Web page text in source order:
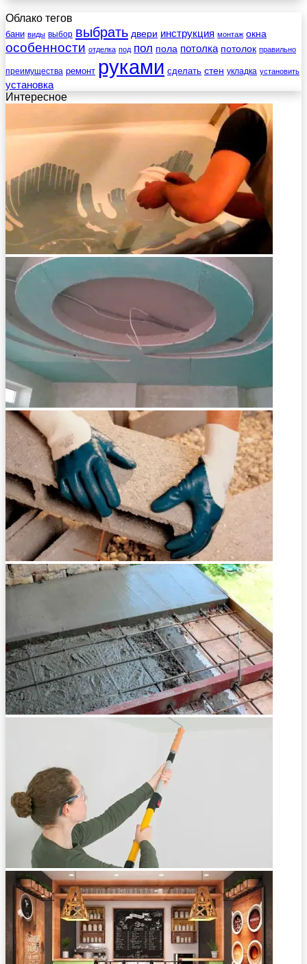
Облако тегов
бани виды выбор выбрать двери инструкция монтаж окна
особенности отделка под пол пола потолка потолок правильно
преимущества ремонт руками сделать стен укладка установить
установка
Интересное